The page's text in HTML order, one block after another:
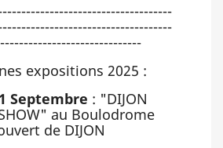
expositions 2025 :
Septembre : "DIJON
au Boulodrome
de DIJON